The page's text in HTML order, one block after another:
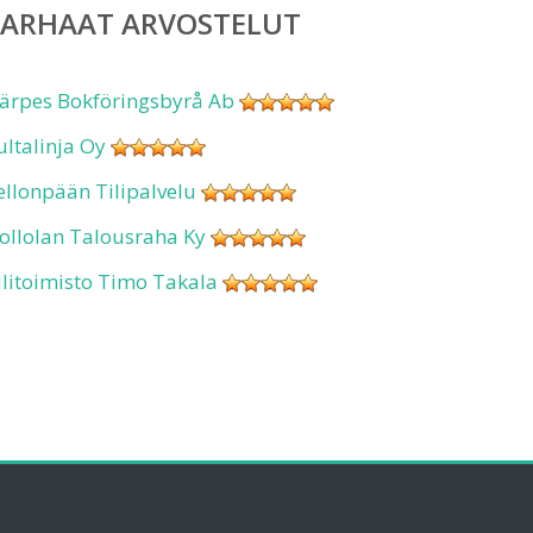
ARVOSTELUT
Bokföringsbyrå Ab
Oy
Tilipalvelu
Talousraha Ky
Timo Takala